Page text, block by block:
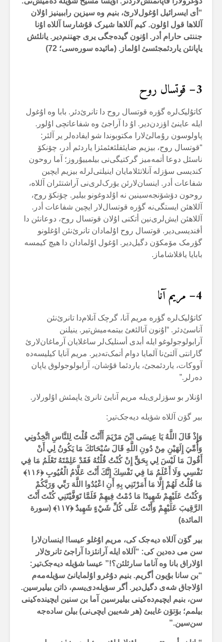
“أی ایسرائیل اۇغول‌لارئ، بنیم وە سیزین راببینیز اۇلان
آللاها قول اۇلون. کیم آللاها شیرک قۇشارسا آللاە اۇنا
جننتی حارام أدر. اۇنون گیدەجگی یری جهننم‌دیر. یانلئش
یاپانئن یاردئمجئسئ اۇلماز. (مائیدە سورەسی؛ 72)
3– قوتسال روح
کاتۇلیک‌لرە گؤرە قوتسال روح دا تانرئ‌دئر. بابا وە اۇغول
ایلە عاینئ اؤزدن‌دیر. اۇ دا آراجئ وە شفاعاتچی اۇلور.
پاولوسون رۇمالئ‌لارا مکتوبوندا شو ایفادەلر یر آلئر:
“قوتسال روح، بیزیم ضایئفلئغئمئزا یاردئم أدر، چۆنکۆ
ناسئل دوعا أتمەمیز گرکتیگی‌نی بیلمییۇروز؛ آما روحون
کندیسی سؤزلە آنلاتئلامایان اینیلتی‌لرلە بیزیم ایچین
شفاعات أدر. اینسان‌لارئن یۆرک‌لری‌نی آراشتئران آللاە،
روحون دۆشۆنجەسینین نە اۇلدوغونو بیلیر. چۆنکۆ روح،
آللاهئن ایستگی‌نە گؤرە قوتسال‌لار ایچین شفاعات أدر.
آللاهئن ایش‌لری‌نین أتکنی اۇلان قوتسال روح، دوعانئن دا
أفندیسی‌دیر. قوتسال روح اۇلمادان تانرئ‌نئن اۇغلونو
گؤرمک مۆمکۆن دگیل‌دیر. اۇغول اۇلمادان دا هیچ کیمسە
بابایا یاقلاشاماز.
4– مریم آنا
کاتۇلیک‌لرە گؤرە مریم آنا، گرچک آنلام‌دا تانرئ‌نئن
آناسئ‌دئر. “اۇنون آنالئغئ بیتمەمیش‌تیر. ینیلنن
آرابولوجولوغو ایلە أبدی أسنلیک‌لر ساغلایان آرماغان‌لارئ
گارانتی آلتئ‌نا آلمایا دوام أتمک‌تەدیر. مریم آنایا کیلیسەدە
آووکات، یاردئمجئ، یاردئما قۇشان، آرابولوجولوق یاپان
دەرلر.”
اۇنلار بو سؤزلری‌یلە مریم آنایئ تانرئ یاپمئش اۇلورلار.
بیر گۆن آللاە شؤیلە دیەجک‌تیر:
وَإِذْ قَالَ اللَّهُ يَا عِيسَى ابْنَ مَرْيَمَ أَأَنْتَ قُلْتَ لِلنَّاسِ اتَّخِذُونِي
وَأُمِّيَ إِلَهَيْنِ مِنْ دُونِ اللَّهِ قَالَ سُبْحَانَكَ مَا يَكُونُ لِي أَنْ
أَقُولَ مَا لَيْسَ لِي بِحَقٍّ إِنْ كُنْتُ قُلْتُهُ فَقَدْ عَلِمْتَهُ تَعْلَمُ مَا فِي
نَفْسِي وَلَا أَعْلَمُ مَا فِي نَفْسِكَ إِنَّكَ أَنْتَ عَلَّامُ الْغُيُوبِ ﴿۱۱۶﴾
مَا قُلْتُ لَهُمْ إِلَّا مَا أَمَرْتَنِي بِهِ أَنِ اعْبُدُوا اللَّهَ رَبِّي وَرَبَّكُمْ
وَكُنْتُ عَلَيْهِمْ شَهِيدًا مَا دُمْتُ فِيهِمْ فَلَمَّا تَوَفَّيْتَنِي كُنْتَ أَنْتَ
الرَّقِيبَ عَلَيْهِمْ وَأَنْتَ عَلَى كُلِّ شَيْءٍ شَهِيدٌ ﴿۱۱۷﴾ (سورة
المائدة)
بیر گۆن آللاە دیەجک کی، مریم اۇغلو عیسا! اینسان‌لارا
سن می دەدین کی: “آللاە ایلە آرانئزدا آراجئ تانرئ‌لار
اۇلاراق بانا وە آناما سارئلئن؟!” عیسا شؤیلە دیەجک‌تیر:
“بن سانا بۇیون أگریم. بنیم دۇغرو اۇلمایانئ سؤیلەمەم
اۇلاجاق شەی دگیل‌دیر. أگر سؤیلەدی‌یسم، ذاتن بیلیرسین.
سن، بنیم ایچیم‌دەکینی بیلیرسین آما بن سنین ایچیندەکینی
بیلمم؛ بۆتۆن غایبئ (هر شەیین ایچی‌نی) بیلن سادەجە
سن‌سین.”